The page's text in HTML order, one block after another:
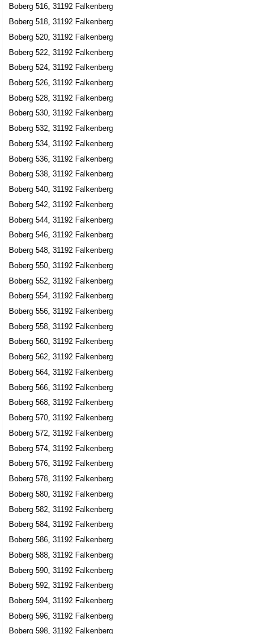
Boberg 516, 31192 Falkenberg
Boberg 518, 31192 Falkenberg
Boberg 520, 31192 Falkenberg
Boberg 522, 31192 Falkenberg
Boberg 524, 31192 Falkenberg
Boberg 526, 31192 Falkenberg
Boberg 528, 31192 Falkenberg
Boberg 530, 31192 Falkenberg
Boberg 532, 31192 Falkenberg
Boberg 534, 31192 Falkenberg
Boberg 536, 31192 Falkenberg
Boberg 538, 31192 Falkenberg
Boberg 540, 31192 Falkenberg
Boberg 542, 31192 Falkenberg
Boberg 544, 31192 Falkenberg
Boberg 546, 31192 Falkenberg
Boberg 548, 31192 Falkenberg
Boberg 550, 31192 Falkenberg
Boberg 552, 31192 Falkenberg
Boberg 554, 31192 Falkenberg
Boberg 556, 31192 Falkenberg
Boberg 558, 31192 Falkenberg
Boberg 560, 31192 Falkenberg
Boberg 562, 31192 Falkenberg
Boberg 564, 31192 Falkenberg
Boberg 566, 31192 Falkenberg
Boberg 568, 31192 Falkenberg
Boberg 570, 31192 Falkenberg
Boberg 572, 31192 Falkenberg
Boberg 574, 31192 Falkenberg
Boberg 576, 31192 Falkenberg
Boberg 578, 31192 Falkenberg
Boberg 580, 31192 Falkenberg
Boberg 582, 31192 Falkenberg
Boberg 584, 31192 Falkenberg
Boberg 586, 31192 Falkenberg
Boberg 588, 31192 Falkenberg
Boberg 590, 31192 Falkenberg
Boberg 592, 31192 Falkenberg
Boberg 594, 31192 Falkenberg
Boberg 596, 31192 Falkenberg
Boberg 598, 31192 Falkenberg